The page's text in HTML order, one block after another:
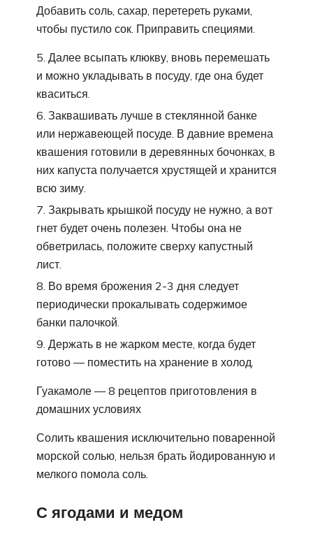
Добавить соль, сахар, перетереть руками,
чтобы пустило сок. Приправить специями.
Далее всыпать клюкву, вновь перемешать
и можно укладывать в посуду, где она будет
кваситься.
Заквашивать лучше в стеклянной банке
или нержавеющей посуде. В давние времена
квашения готовили в деревянных бочонках, в
них капуста получается хрустящей и хранится
всю зиму.
Закрывать крышкой посуду не нужно, а вот
гнет будет очень полезен. Чтобы она не
обветрилась, положите сверху капустный
лист.
Во время брожения 2-3 дня следует
периодически прокалывать содержимое
банки палочкой.
Держать в не жарком месте, когда будет
готово — поместить на хранение в холод.
Гуакамоле — 8 рецептов приготовления в
домашних условиях
Солить квашения исключительно поваренной
морской солью, нельзя брать йодированную и
мелкого помола соль.
С ягодами и медом